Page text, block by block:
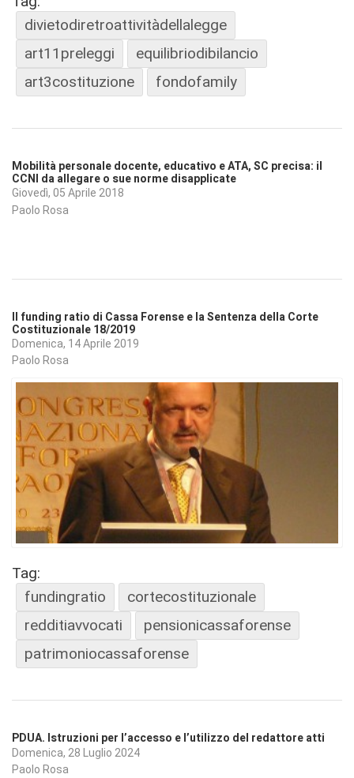
divietodiretroattivitàdellalegge
art11preleggi
equilibriodibilancio
art3costituzione
fondofamily
Mobilità personale docente, educativo e ATA, SC precisa: il
CCNI da allegare o sue norme disapplicate
Giovedì, 05 Aprile 2018
Paolo Rosa
Il funding ratio di Cassa Forense e la Sentenza della Corte
Costituzionale 18/2019
Domenica, 14 Aprile 2019
Paolo Rosa
Tag:
fundingratio
cortecostituzionale
redditiavvocati
pensionicassaforense
patrimoniocassaforense
PDUA. Istruzioni per l’accesso e l’utilizzo del redattore atti
Domenica, 28 Luglio 2024
Paolo Rosa